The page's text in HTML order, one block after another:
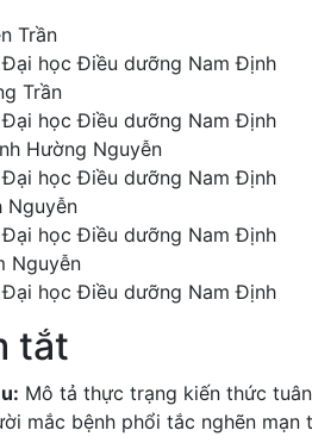
Trần
học Điều dưỡng Nam Định
Trần
học Điều dưỡng Nam Định
Hường Nguyễn
học Điều dưỡng Nam Định
Nguyễn
học Điều dưỡng Nam Định
Nguyễn
học Điều dưỡng Nam Định
tắt
Mô tả thực trạng kiến thức
mắc bệnh phổi tắc nghẽn mạn